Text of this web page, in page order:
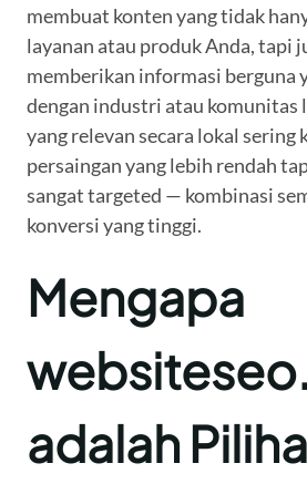
membuat konten yang tidak
layanan atau produk Anda, tapi
memberikan informasi berguna
dengan industri atau komunitas
yang relevan secara lokal sering
persaingan yang lebih rendah
sangat targeted — kombinasi
konversi yang tinggi.
Mengapa
adalah